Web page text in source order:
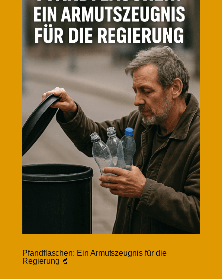
Pfandflaschen: Ein Armutszeugnis für die
Regierung 🥤